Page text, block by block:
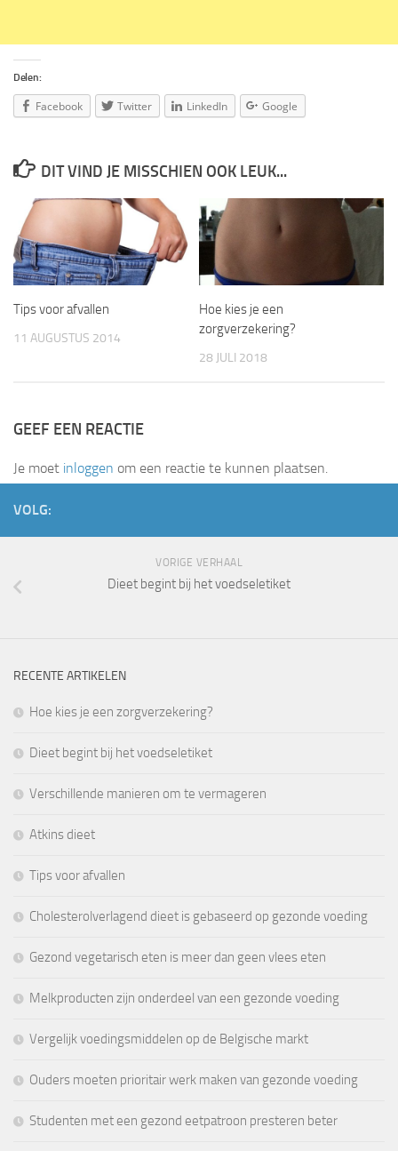
Delen:
Facebook Twitter LinkedIn Google
DIT VIND JE MISSCHIEN OOK LEUK...
Tips voor afvallen
11 AUGUSTUS 2014
Hoe kies je een
zorgverzekering?
28 JULI 2018
GEEF EEN REACTIE
Je moet inloggen om een reactie te kunnen plaatsen.
VOLG:
VORIGE VERHAAL
Dieet begint bij het voedseletiket
RECENTE ARTIKELEN
Hoe kies je een zorgverzekering?
Dieet begint bij het voedseletiket
Verschillende manieren om te vermageren
Atkins dieet
Tips voor afvallen
Cholesterolverlagend dieet is gebaseerd op gezonde voeding
Gezond vegetarisch eten is meer dan geen vlees eten
Melkproducten zijn onderdeel van een gezonde voeding
Vergelijk voedingsmiddelen op de Belgische markt
Ouders moeten prioritair werk maken van gezonde voeding
Studenten met een gezond eetpatroon presteren beter